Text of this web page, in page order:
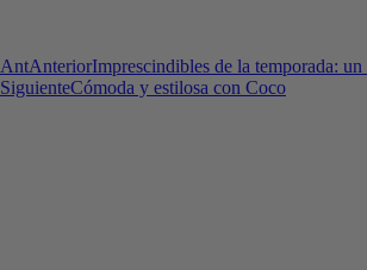
AntAnteriorImprescindibles de la temporada:
SiguienteCómoda y estilosa con Coco